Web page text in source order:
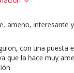
10
Puesta en
Escena
10
Interpretación
artística
ameno, interesante
con una puesta
que la hace muy